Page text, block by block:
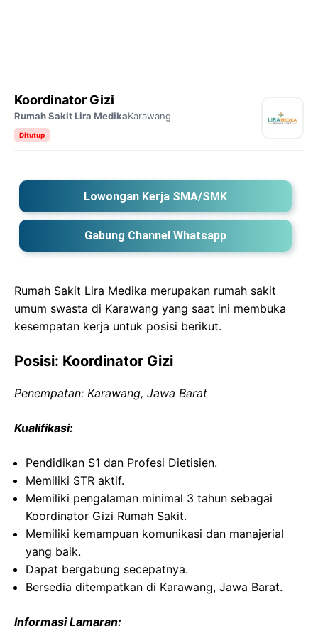
Koordinator Gizi
Rumah Sakit Lira MedikaKarawang
Ditutup
Lowongan Kerja SMA/SMK
Gabung Channel Whatsapp
Rumah Sakit Lira Medika merupakan rumah sakit
umum swasta di Karawang yang saat ini membuka
kesempatan kerja untuk posisi berikut.
Posisi: Koordinator Gizi
Penempatan: Karawang, Jawa Barat
Kualifikasi:
Pendidikan S1 dan Profesi Dietisien.
Memiliki STR aktif.
Memiliki pengalaman minimal 3 tahun sebagai
Koordinator Gizi Rumah Sakit.
Memiliki kemampuan komunikasi dan manajerial
yang baik.
Dapat bergabung secepatnya.
Bersedia ditempatkan di Karawang, Jawa Barat.
Informasi Lamaran: